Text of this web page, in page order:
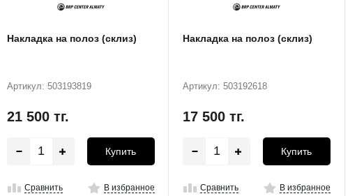
Накладка на полоз (склиз)
Артикул: 503193819
21 500 тг.
Купить
Сравнить В избранное
Накладка на полоз (склиз)
Артикул: 503192618
17 500 тг.
Купить
Сравнить В избранное